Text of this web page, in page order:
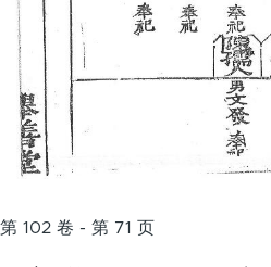
第 102 卷 - 第 71 页